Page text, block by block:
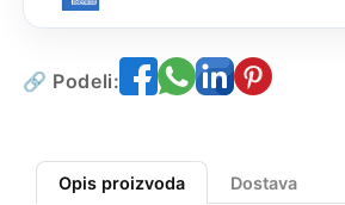
🔗 Podeli:
Opis proizvoda Dostava